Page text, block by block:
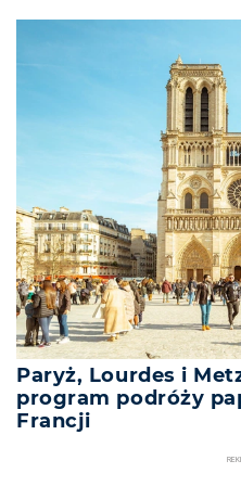
Paryż, Lourdes i
program podróży
Francji